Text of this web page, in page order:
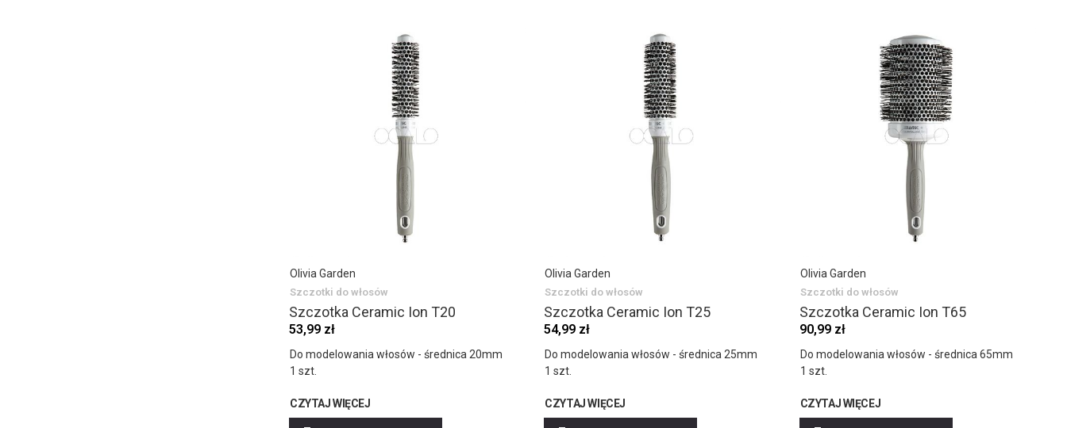
Olivia Garden
Szczotki do włosów
Szczotka Ceramic Ion T20
53,99 zł
Do modelowania włosów - średnica 20mm
1 szt.
CZYTAJ WIĘCEJ
Olivia Garden
Szczotki do włosów
Szczotka Ceramic Ion T25
54,99 zł
Do modelowania włosów - średnica 25mm
1 szt.
CZYTAJ WIĘCEJ
Olivia Garden
Szczotki do włosów
Szczotka Ceramic Ion T65
90,99 zł
Do modelowania włosów - średnica 65mm
1 szt.
CZYTAJ WIĘCEJ